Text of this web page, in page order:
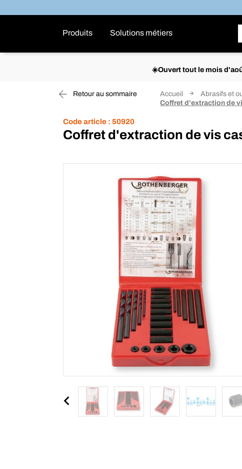
Produits Solutions métiers
☀️Ouvert tout le mois
Retour au sommaire Accueil Abrasifs et
Coffret d'extraction de
Code article : 50920
Coffret d'extraction de vis